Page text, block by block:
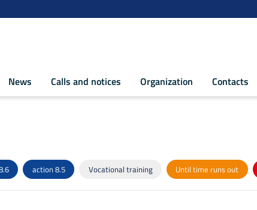
News Calls and notices Organization Contacts
Puglia 2014-2020
action 8.5 Vocational training Until time runs out